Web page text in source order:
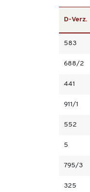
D-Verz.
583
688/2
441
911/1
552
5
795/3
325